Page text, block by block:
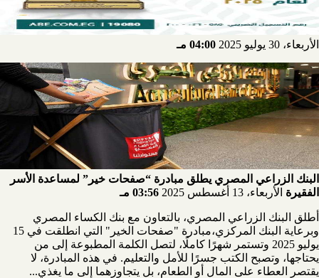
الأربعاء، 30 يوليو 2025 04:00 مـ
البنك الزراعي المصري يطلق مبادرة “صفحات خير” لمساعدة الأسر
الفقيرة الأربعاء، 13 أغسطس 2025 03:56 مـ
أطلق البنك الزراعي المصري، بالتعاون مع بنك الكساء المصري
وبرعاية البنك المركزي،مبادرة "صفحات الخير" التي انطلقت في 15
يوليو 2025 وتستمر شهرًا كاملًا، لتصل الكلمة المطبوعة إلى من
يحتاجها، وتصبح الكتب جسرًا للأمل والتعليم. في هذه المبادرة، لا
يقتصر العطاء على المال أو الطعام، بل يتجاوزهما إلى ما يغذي...